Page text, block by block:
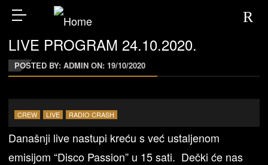
LIVE PROGRAM 24.10.2020.
POSTED BY: ADMIN ON:19/10/2020
CREW LIVE RADIO CRASH
Današnji live nastupi kreću s već ustaljenom
emisijom “Disco Passion” u 15 sati. Dečki će nas